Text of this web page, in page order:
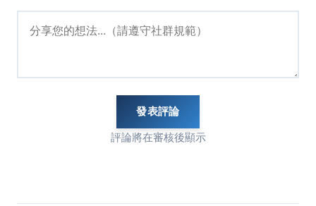
發表評論
評論將在審核後顯示